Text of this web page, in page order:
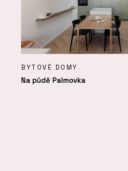
BYTOVÉ DOMY
Na půdě Palmovka